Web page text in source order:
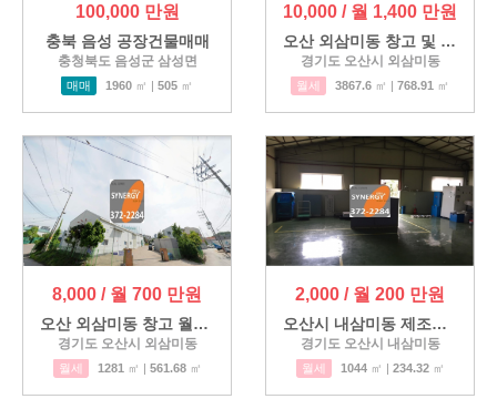
100,000 만원
충북 음성 공장건물매매
충청북도 음성군 삼성면
매매 1960 ㎡ | 505 ㎡
10,000 / 월 1,400 만원
오산 외삼미동 창고 및 야적가…
경기도 오산시 외삼미동
월세 3867.6 ㎡ | 768.91 ㎡
8,000 / 월 700 만원
오산 외삼미동 창고 월세임대
경기도 오산시 외삼미동
월세 1281 ㎡ | 561.68㎡
2,000 / 월 200 만원
오산시 내삼미동 제조공장 임…
경기도 오산시 내삼미동
월세 1044㎡ | 234.32㎡